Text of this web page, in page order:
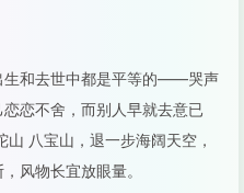
生和去世中都是平等的——哭声
恋不舍，而别人早就去意已
八宝山，退一步海阔天空，
风物长宜放眼量。